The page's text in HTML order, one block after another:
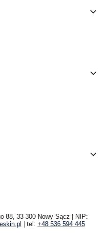
88, 33-300 Nowy Sącz | NIP:
| tel: +48 536 594 445